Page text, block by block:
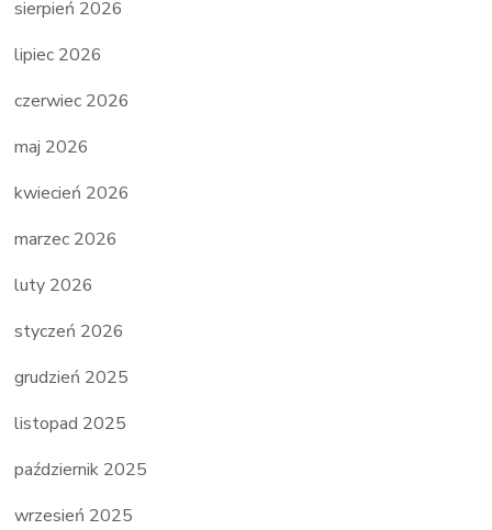
sierpień 2026
lipiec 2026
czerwiec 2026
maj 2026
kwiecień 2026
marzec 2026
luty 2026
styczeń 2026
grudzień 2025
listopad 2025
październik 2025
wrzesień 2025